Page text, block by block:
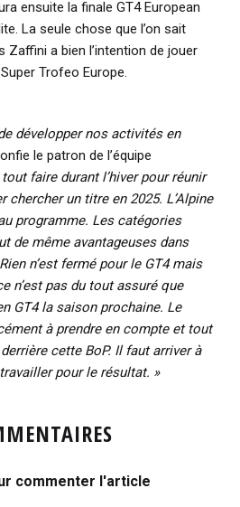
ensuite la finale GT4 European
La seule chose que l’on sait
Zaffini a bien l’intention de jouer
Trofeo Europe.
développer nos activités en
le patron de l’équipe
faire durant l’hiver pour réunir
chercher un titre en 2025. L’Alpine
programme. Les catégories
de même avantageuses dans
n’est fermé pour le GT4 mais
n’est pas du tout assuré que
GT4 la saison prochaine. Le
à prendre en compte et tout
cette BoP. Il faut arriver à
pour le résultat. »
commenter l'article